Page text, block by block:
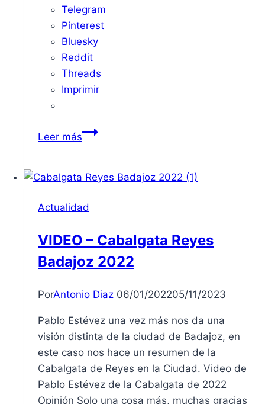
Telegram
Pinterest
Bluesky
Reddit
Threads
Imprimir
Leer másSe
voz
Extremoduro:
Robe
Iniesta
los
Actualidad
VIDEO – Cabalgata Reyes
Badajoz 2022
PorAntonio Diaz 06/01/202205/11/2023
Pablo Estévez una vez más nos da una
visión distinta de la ciudad de Badajoz, en
este caso nos hace un resumen de la
Cabalgata de Reyes en la Ciudad. Video de
Pablo Estévez de la Cabalgata de 2022
Opinión Solo una cosa más, muchas gracias